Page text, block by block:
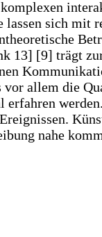
sich mit
13] [9] trägt
vor allem die
nahe